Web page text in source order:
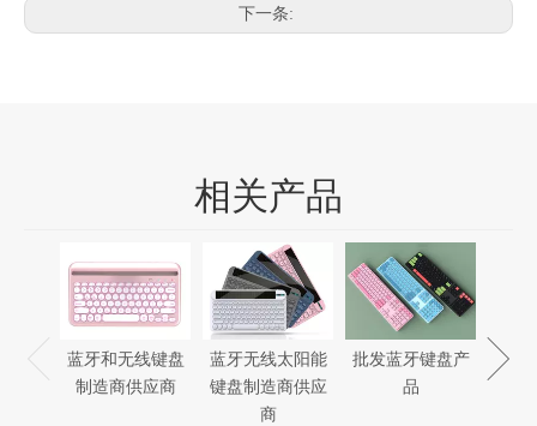
下一条:
相关产品
蓝牙和无线键盘
制造商供应商
蓝牙无线太阳能
键盘制造商供应
商
批发蓝牙键盘产
品